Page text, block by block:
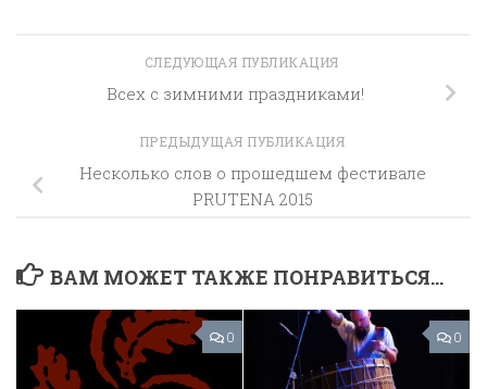
СЛЕДУЮЩАЯ ПУБЛИКАЦИЯ
Всех с зимними праздниками!
ПРЕДЫДУЩАЯ ПУБЛИКАЦИЯ
Несколько слов о прошедшем фестивале
PRUTENA 2015
ВАМ МОЖЕТ ТАКЖЕ ПОНРАВИТЬСЯ...
0 0